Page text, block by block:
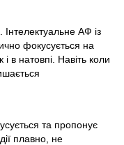
АФ із
фокусується на
в натовпі. Навіть коли
та пропонує
плавно, не